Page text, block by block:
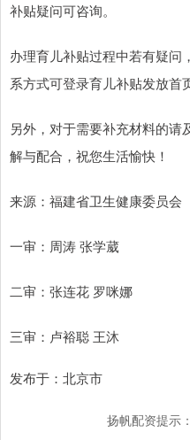
补贴疑问可咨询。
办理育儿补贴过程中若有疑问
系方式可登录育儿补贴发放首
另外，对于需要补充材料的请
解与配合，祝您生活愉快！
来源：福建省卫生健康委员会
一审：周涛 张学葳
二审：张连花 罗咪娜
三审：卢裕聪 王沐
发布于：北京市
扬帆配资提示